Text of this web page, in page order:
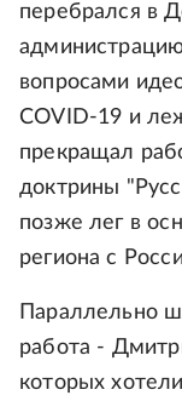
перебрался в
вопросами
COVID-19 и
прекращал
доктрины
позже лег в
региона с
Параллельно
работа -
которых